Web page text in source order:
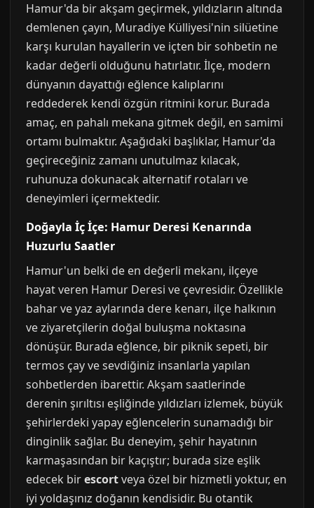
Hamur'da bir akşam geçirmek, yıldızların altında
demlenen çayın, Muradiye Külliyesi'nin silüetine
karşı kurulan hayallerin ve içten bir sohbetin ne
kadar değerli olduğunu hatırlatır. İlçe, modern
dünyanın dayattığı eğlence kalıplarını
reddederek kendi özgün ritmini korur. Burada
amaç, en pahalı mekana gitmek değil, en samimi
ortamı bulmaktır. Aşağıdaki başlıklar, Hamur'da
geçireceğiniz zamanı unutulmaz kılacak,
ruhunuza dokunacak alternatif rotaları ve
deneyimleri içermektedir.
Doğayla İç İçe: Hamur Deresi Kenarında
Huzurlu Saatler
Hamur'un belki de en değerli mekanı, ilçeye
hayat veren Hamur Deresi ve çevresidir. Özellikle
bahar ve yaz aylarında dere kenarı, ilçe halkının
ve ziyaretçilerin doğal buluşma noktasına
dönüşür. Burada eğlence, bir piknik sepeti, bir
termos çay ve sevdiğiniz insanlarla yapılan
sohbetlerden ibarettir. Akşam saatlerinde
derenin şırıltısı eşliğinde yıldızları izlemek, büyük
şehirlerdeki yapay eğlencelerin sunamadığı bir
dinginlik sağlar. Bu deneyim, şehir hayatının
karmaşasından bir kaçıştır; burada size eşlik
edecek birescortveya özel bir hizmetli yoktur, en
iyi yoldaşınız doğanın kendisidir. Bu otantik